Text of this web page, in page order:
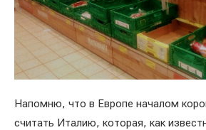
Напомню, что в Европе началом
считать Италию, которая, как